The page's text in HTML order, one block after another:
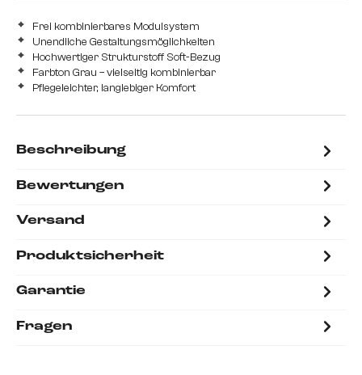
Frei kombinierbares Modulsystem
Unendliche Gestaltungsmöglichkeiten
Hochwertiger Strukturstoff Soft-Bezug
Farbton Grau – vielseitig kombinierbar
Pflegeleichter, langlebiger Komfort
Beschreibung
Bewertungen
Versand
Produktsicherheit
Garantie
Fragen